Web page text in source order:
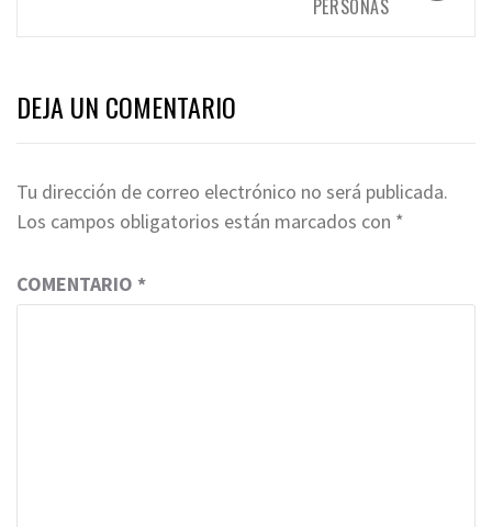
PERSONAS
DEJA UN COMENTARIO
Tu dirección de correo electrónico no será publicada.
Los campos obligatorios están marcados con *
COMENTARIO *